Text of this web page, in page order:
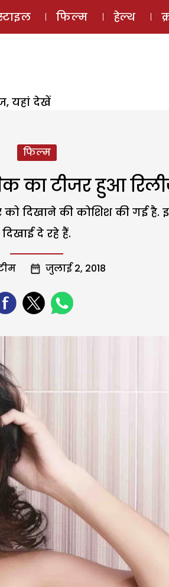
ई-मैगज़ीन
फिल्म हेल्थ
यहां देखें
फिल्म
का टीजर हुआ
दिखाने की कोशिश की गई
दिखाई दे रहे हैं.
जुलाई 2, 2018